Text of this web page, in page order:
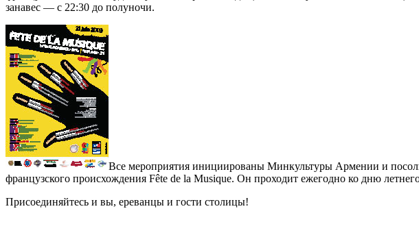
занавес — с 22:30 до полуночи.
Все мероприятия инициированы Минкультуры Армении и
французского происхождения Fête de la Musique. Он проходит ежегодно ко дню
Присоединяйтесь и вы, ереванцы и гости столицы!